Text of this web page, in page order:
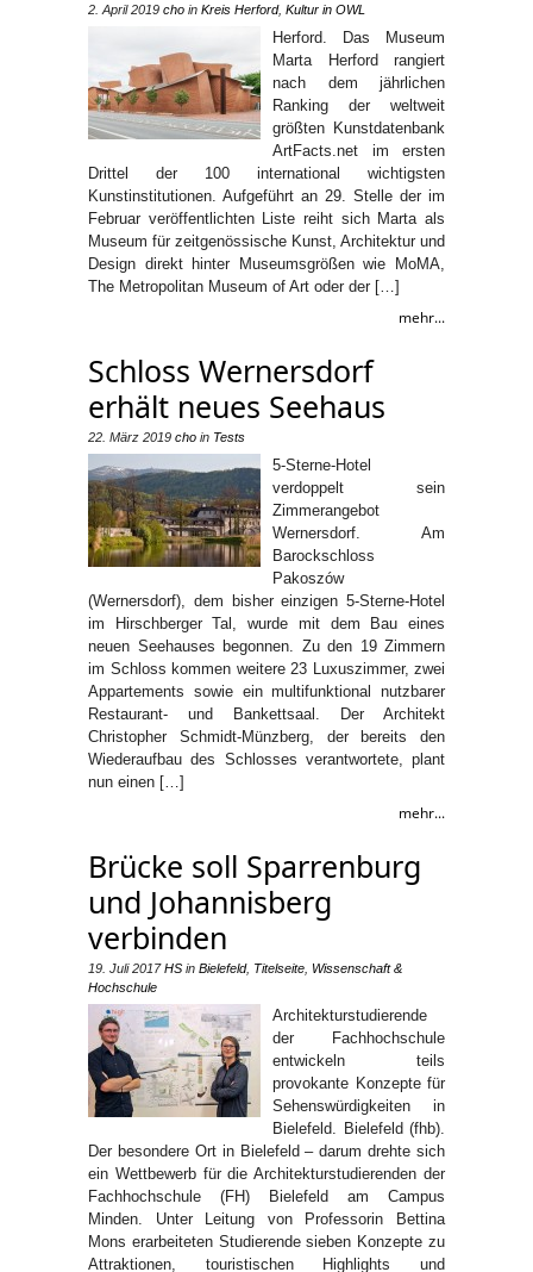
2. April 2019 cho in Kreis Herford, Kultur in OWL
Herford. Das Museum
Marta Herford rangiert
nach dem jährlichen
Ranking der weltweit
größten Kunstdatenbank
ArtFacts.net im ersten
Drittel der 100 international wichtigsten
Kunstinstitutionen. Aufgeführt an 29. Stelle der im
Februar veröffentlichten Liste reiht sich Marta als
Museum für zeitgenössische Kunst, Architektur und
Design direkt hinter Museumsgrößen wie MoMA,
The Metropolitan Museum of Art oder der […]
mehr...
Schloss Wernersdorf
erhält neues Seehaus
22. März 2019 cho in Tests
5-Sterne-Hotel
verdoppelt sein
Zimmerangebot
Wernersdorf. Am
Barockschloss
Pakoszów
(Wernersdorf), dem bisher einzigen 5-Sterne-Hotel
im Hirschberger Tal, wurde mit dem Bau eines
neuen Seehauses begonnen. Zu den 19 Zimmern
im Schloss kommen weitere 23 Luxuszimmer, zwei
Appartements sowie ein multifunktional nutzbarer
Restaurant- und Bankettsaal. Der Architekt
Christopher Schmidt-Münzberg, der bereits den
Wiederaufbau des Schlosses verantwortete, plant
nun einen […]
mehr...
Brücke soll Sparrenburg
und Johannisberg
verbinden
19. Juli 2017 HS in Bielefeld, Titelseite Wissenschaft &
Hochschule
Architekturstudierende
der Fachhochschule
entwickeln teils
provokante Konzepte für
Sehenswürdigkeiten in
Bielefeld. Bielefeld (fhb).
Der besondere Ort in Bielefeld – darum drehte sich
ein Wettbewerb für die Architekturstudierenden der
Fachhochschule (FH) Bielefeld am Campus
Minden. Unter Leitung von Professorin Bettina
Mons erarbeiteten Studierende sieben Konzepte zu
Attraktionen, touristischen Highlights und